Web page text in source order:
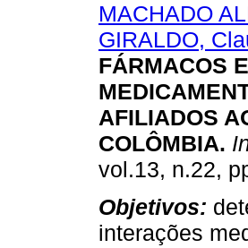
MACHADO
GIRALDO,
FÁRMACOS
AFILIADOS
COLÔMBIA.
vol.13, n.22,
Objetivos:
interações